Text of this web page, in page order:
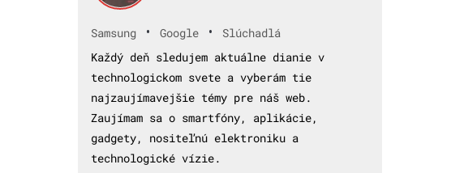
Samsung • Google •
Slúchadlá
Každý deň sledujem aktuálne dianie v
technologickom svete a vyberám tie
najzaujímavejšie témy pre náš web.
Zaujímam sa o smartfóny, aplikácie,
gadgety, nositeľnú elektroniku a
technologické vízie.